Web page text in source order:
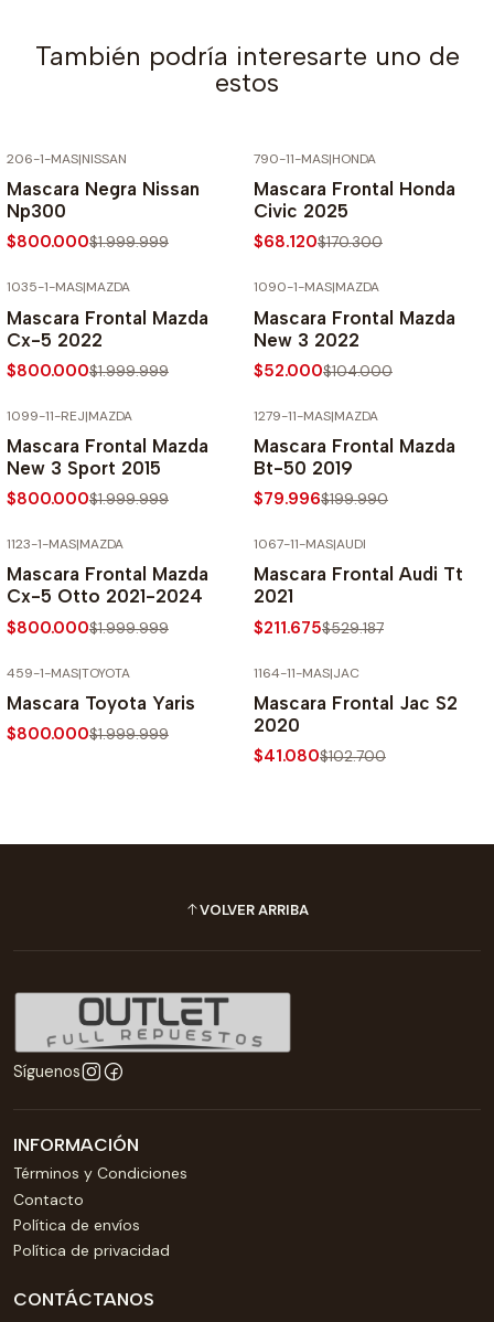
También podría interesarte uno de
estos
206-1-MAS|NISSAN
Mascara Negra Nissan
Np300
$800.000$1.999.999
790-11-MAS|HONDA
Mascara Frontal Honda
Civic 2025
$68.120$170.300
1035-1-MAS|MAZDA
Mascara Frontal Mazda
Cx-5 2022
$800.000$1.999.999
1090-1-MAS|MAZDA
Mascara Frontal Mazda
New 3 2022
$52.000$104.000
1099-11-REJ|MAZDA
Mascara Frontal Mazda
New 3 Sport 2015
$800.000$1.999.999
1279-11-MAS|MAZDA
Mascara Frontal Mazda
Bt-50 2019
$79.996$199.990
1123-1-MAS|MAZDA
Mascara Frontal Mazda
Cx-5 Otto 2021-2024
$800.000$1.999.999
1067-11-MAS|AUDI
Mascara Frontal Audi Tt
2021
$211.675$529.187
459-1-MAS|TOYOTA
Mascara Toyota Yaris
$800.000$1.999.999
1164-11-MAS|JAC
Mascara Frontal Jac S2
2020
$41.080$102.700
VOLVER ARRIBA
Síguenos
INFORMACIÓN
Términos y Condiciones
Contacto
Política de envíos
Política de privacidad
CONTÁCTANOS